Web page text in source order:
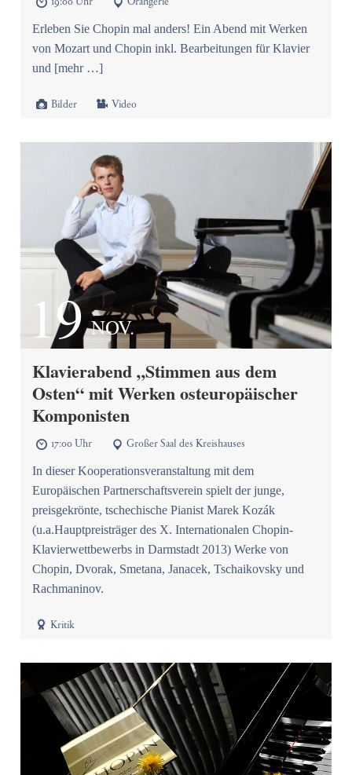
Erleben Sie Chopin mal anders! Ein Abend mit Werken
von Mozart und Chopin inkl. Bearbeitungen für Klavier
und [mehr …]
 Bilder  Video
19 NOV.
Klavierabend „Stimmen aus dem
Osten“ mit Werken osteuropäischer
Komponisten
 17:00 Uhr  Großer Saal des Kreishauses
In dieser Kooperationsveranstaltung mit dem
Europäischen Partnerschaftsverein spielt der junge,
preisgekrönte, tschechische Pianist Marek Kozák
(u.a.Hauptpreisträger des X. Internationalen Chopin-
Klavierwettbewerbs in Darmstadt 2013) Werke von
Chopin, Dvorak, Smetana, Janacek, Tschaikovsky und
Rachmaninov.
 Kritik